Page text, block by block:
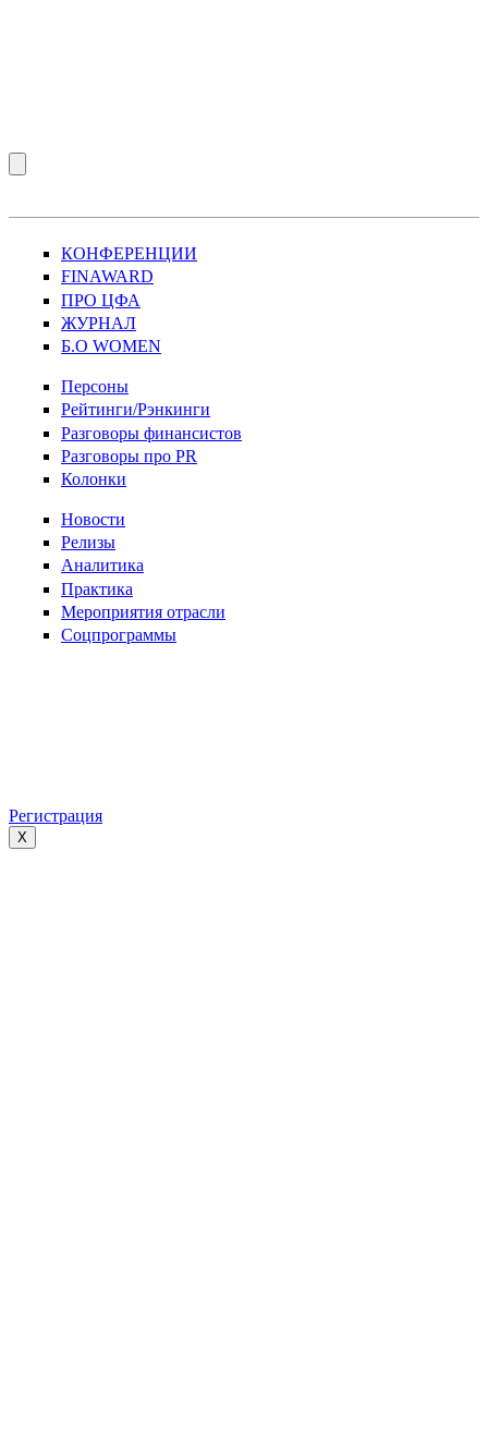
КОНФЕРЕНЦИИ
FINAWARD
ПРО ЦФА
ЖУРНАЛ
Б.О WOMEN
Персоны
Рейтинги/Рэнкинги
Разговоры финансистов
Разговоры про PR
Колонки
Новости
Релизы
Аналитика
Практика
Мероприятия отрасли
Соцпрограммы
Регистрация
X